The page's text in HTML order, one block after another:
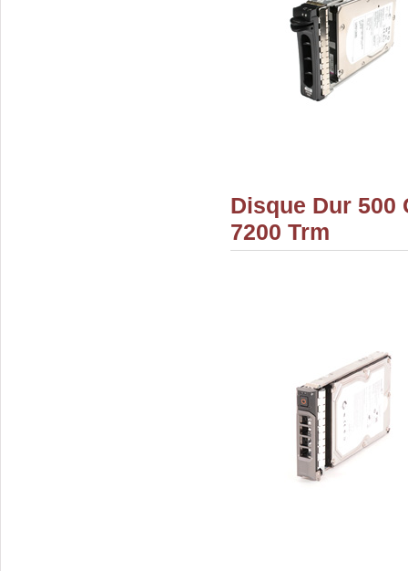
Disque Dur 500
7200 Trm